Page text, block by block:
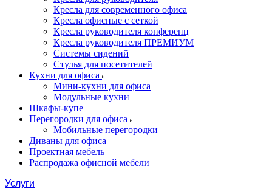
Кресла для современного офиса
Кресла офисные с сеткой
Кресла руководителя конференц
Кресла руководителя ПРЕМИУМ
Системы сидений
Стулья для посетителей
Кухни для офиса
Мини-кухни для офиса
Модульные кухни
Шкафы-купе
Перегородки для офиса
Мобильные перегородки
Диваны для офиса
Проектная мебель
Распродажа офисной мебели
Услуги